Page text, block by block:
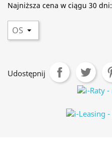
Najniższa cena w ciągu 30 dni:
Udostępnij